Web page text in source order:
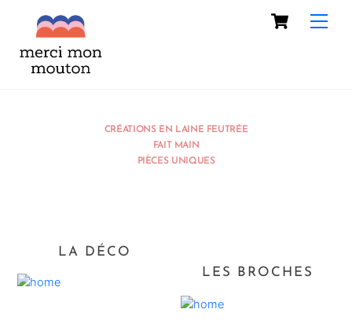
Cart
CRÉATIONS EN LAINE FEUTRÉE
FAIT MAIN
PIÈCES UNIQUES
LA DÉCO
LES BROCHES